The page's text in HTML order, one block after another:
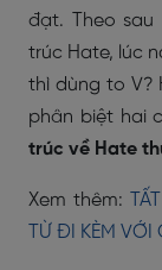
đạt. Theo sau
trúc Hate, lúc
thì dùng to V?
phân biệt hai
trúc về Hate
Xem thêm:
TỪ ĐI KÈM